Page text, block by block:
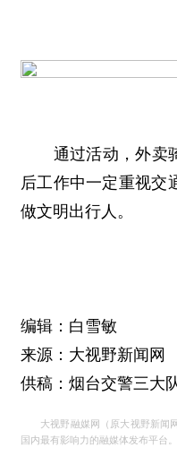
通过活动，外卖
后工作中一定重视交
做文明出行人。
编辑：白雪敏
来源：大视野新闻网
供稿：烟台交警三大
大视野融媒网（原大视野新闻
国内最有影响力的融媒体发布平台。